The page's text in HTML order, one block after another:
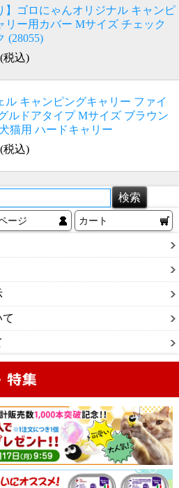
】ゴロにゃんオリジナル キャンピ
リー用カバー Mサイズ チェック
(28055)
(税込)
ル キャンピングキャリー ファイ
ルドアタイプ Mサイズ ブラウン
猫用 ハードキャリー
(税込)
ージ カート